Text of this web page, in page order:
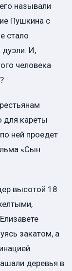
называли
Пушкина с
стало
И,
человека
для кареты
ней проедет
«Сын
высотой 18
закатом, а
деревья в